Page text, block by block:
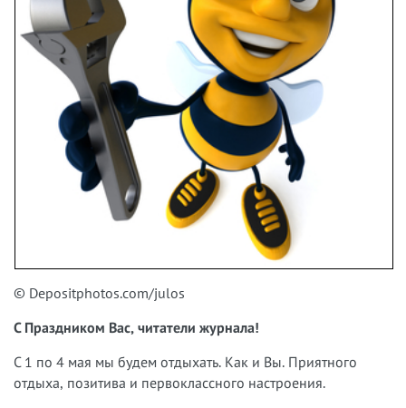
© Depositphotos.com/julos
С Праздником Вас, читатели журнала!
С 1 по 4 мая мы будем отдыхать. Как и Вы. Приятного
отдыха, позитива и первоклассного настроения.